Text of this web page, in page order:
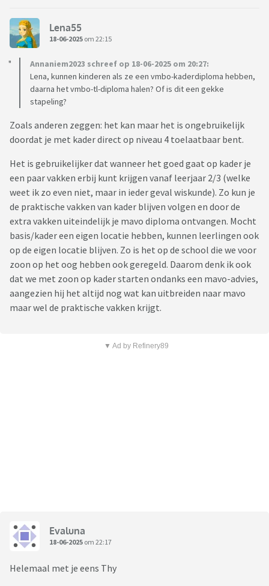
Lena55
18-06-2025 om 22:15
Annaniem2023 schreef op 18-06-2025 om 20:27:
Lena, kunnen kinderen als ze een vmbo-kaderdiploma hebben,
daarna het vmbo-tl-diploma halen? Of is dit een gekke
stapeling?
Zoals anderen zeggen: het kan maar het is ongebruikelijk
doordat je met kader direct op niveau 4 toelaatbaar bent.
Het is gebruikelijker dat wanneer het goed gaat op kader je
een paar vakken erbij kunt krijgen vanaf leerjaar 2/3 (welke
weet ik zo even niet, maar in ieder geval wiskunde). Zo kun je
de praktische vakken van kader blijven volgen en door de
extra vakken uiteindelijk je mavo diploma ontvangen. Mocht
basis/kader een eigen locatie hebben, kunnen leerlingen ook
op de eigen locatie blijven. Zo is het op de school die we voor
zoon op het oog hebben ook geregeld. Daarom denk ik ook
dat we met zoon op kader starten ondanks een mavo-advies,
aangezien hij het altijd nog wat kan uitbreiden naar mavo
maar wel de praktische vakken krijgt.
▼ Ad by Refinery89
Evaluna
18-06-2025 om 22:17
Helemaal met je eens Thy